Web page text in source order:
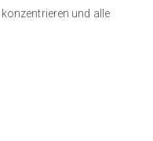
und alle